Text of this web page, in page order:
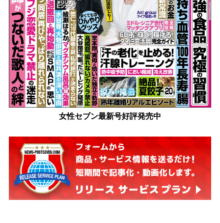
女性セブン最新号好評発売中